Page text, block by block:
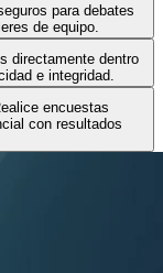
para debates
de equipo.
directamente dentro
e integridad.
encuestas
con resultados